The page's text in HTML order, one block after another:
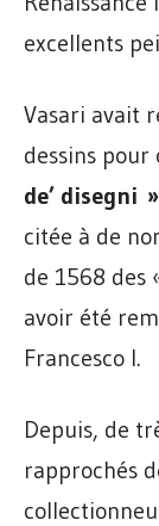
excellents
Vasari avait
dessins
de’ disegni »
citée à de
de 1568 des
avoir été
Francesco I.
Depuis, de
rapprochés